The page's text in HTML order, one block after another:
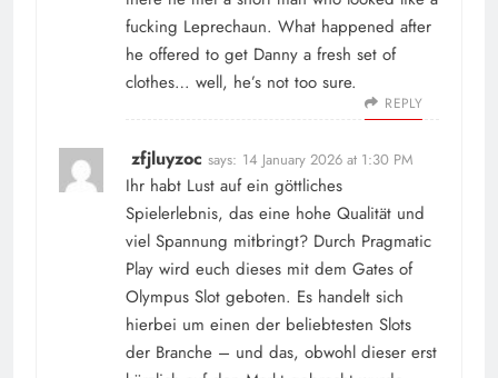
fucking Leprechaun. What happened after
he offered to get Danny a fresh set of
clothes… well, he’s not too sure.
REPLY
zfjluyzoc says: 14 January 2026 at 1:30 PM
Ihr habt Lust auf ein göttliches
Spielerlebnis, das eine hohe Qualität und
viel Spannung mitbringt? Durch Pragmatic
Play wird euch dieses mit dem Gates of
Olympus Slot geboten. Es handelt sich
hierbei um einen der beliebtesten Slots
der Branche – und das, obwohl dieser erst